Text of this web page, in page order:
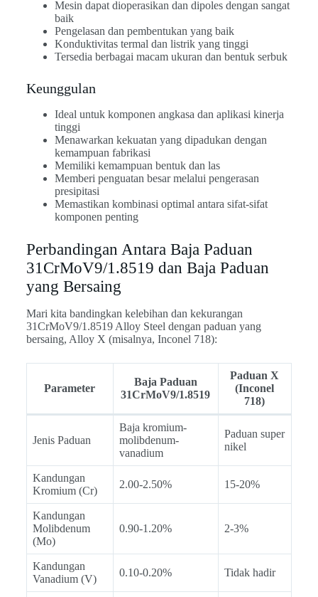
Mesin dapat dioperasikan dan dipoles dengan sangat
baik
Pengelasan dan pembentukan yang baik
Konduktivitas termal dan listrik yang tinggi
Tersedia berbagai macam ukuran dan bentuk serbuk
Keunggulan
Ideal untuk komponen angkasa dan aplikasi kinerja
tinggi
Menawarkan kekuatan yang dipadukan dengan
kemampuan fabrikasi
Memiliki kemampuan bentuk dan las
Memberi penguatan besar melalui pengerasan
presipitasi
Memastikan kombinasi optimal antara sifat-sifat
komponen penting
Perbandingan Antara Baja Paduan
31CrMoV9/1.8519 dan Baja Paduan
yang Bersaing
Mari kita bandingkan kelebihan dan kekurangan
31CrMoV9/1.8519 Alloy Steel dengan paduan yang
bersaing, Alloy X (misalnya, Inconel 718):
Parameter
Baja Paduan
31CrMoV9/1.8519
Paduan X
(Inconel
718)
Jenis Paduan
Baja kromium-
molibdenum-
vanadium
Paduan super
nikel
Kandungan
Kromium (Cr)
2.00-2.50% 15-20%
Kandungan
Molibdenum
(Mo)
0.90-1.20% 2-3%
Kandungan
Vanadium (V)
0.10-0.20% Tidak hadir